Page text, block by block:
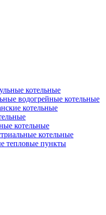
котельные
водогрейные котельные
котельные
котельные
котельные
тепловые пункты